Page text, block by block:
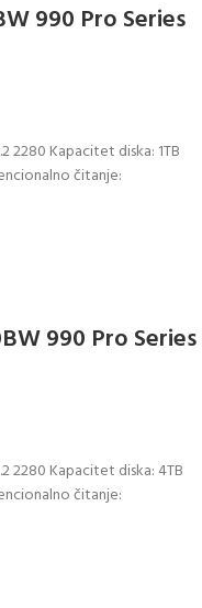
990 Pro Series
2280 Kapacitet diska: 1TB
čitanje:
990 Pro Series
2280 Kapacitet diska: 4TB
čitanje: